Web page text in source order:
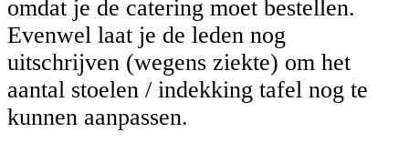
omdat je de catering moet bestellen.
Evenwel laat je de leden nog
uitschrijven (wegens ziekte) om het
aantal stoelen / indekking tafel nog te
kunnen aanpassen.